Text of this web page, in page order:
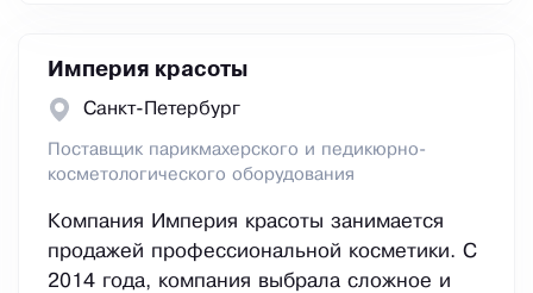
Империя красоты
Санкт-Петербург
Поставщик парикмахерского и педикюрно-
косметологического оборудования
Компания Империя красоты занимается
продажей профессиональной косметики. С
2014 года, компания выбрала сложное и